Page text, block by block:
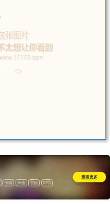
卡牌 卡通 冒险
RPG
查看更多